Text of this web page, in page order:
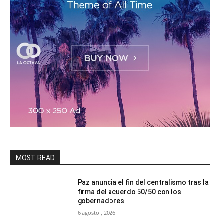
MOST READ
Paz anuncia el fin del centralismo tras la
firma del acuerdo 50/50 con los
gobernadores
6 agosto , 2026